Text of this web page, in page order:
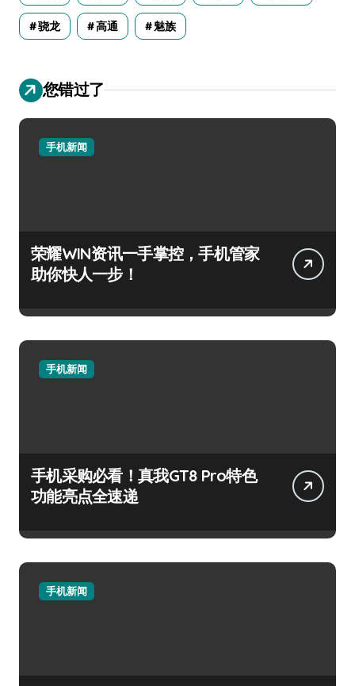
骁龙 高通 魅族
您错过了
手机新闻
荣耀WIN资讯一手掌控，手机管家
助你快人一步！
手机新闻
手机采购必看！真我GT8 Pro特色
功能亮点全速递
手机新闻